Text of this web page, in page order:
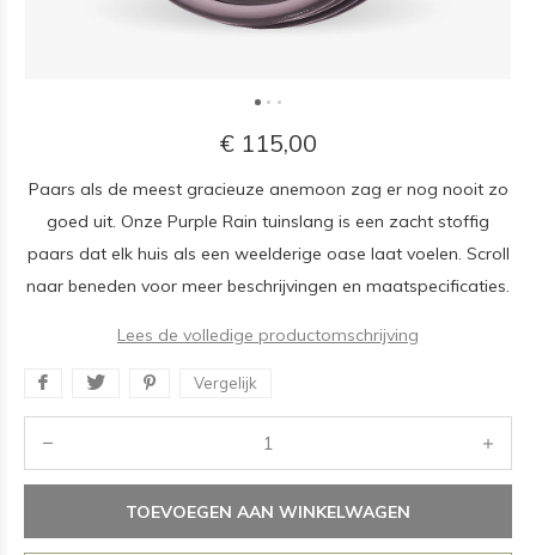
€ 115,00
Paars als de meest gracieuze anemoon zag er nog nooit zo
goed uit. Onze Purple Rain tuinslang is een zacht stoffig
paars dat elk huis als een weelderige oase laat voelen. Scroll
naar beneden voor meer beschrijvingen en maatspecificaties.
Lees de volledige productomschrijving
Vergelijk
TOEVOEGEN AAN WINKELWAGEN